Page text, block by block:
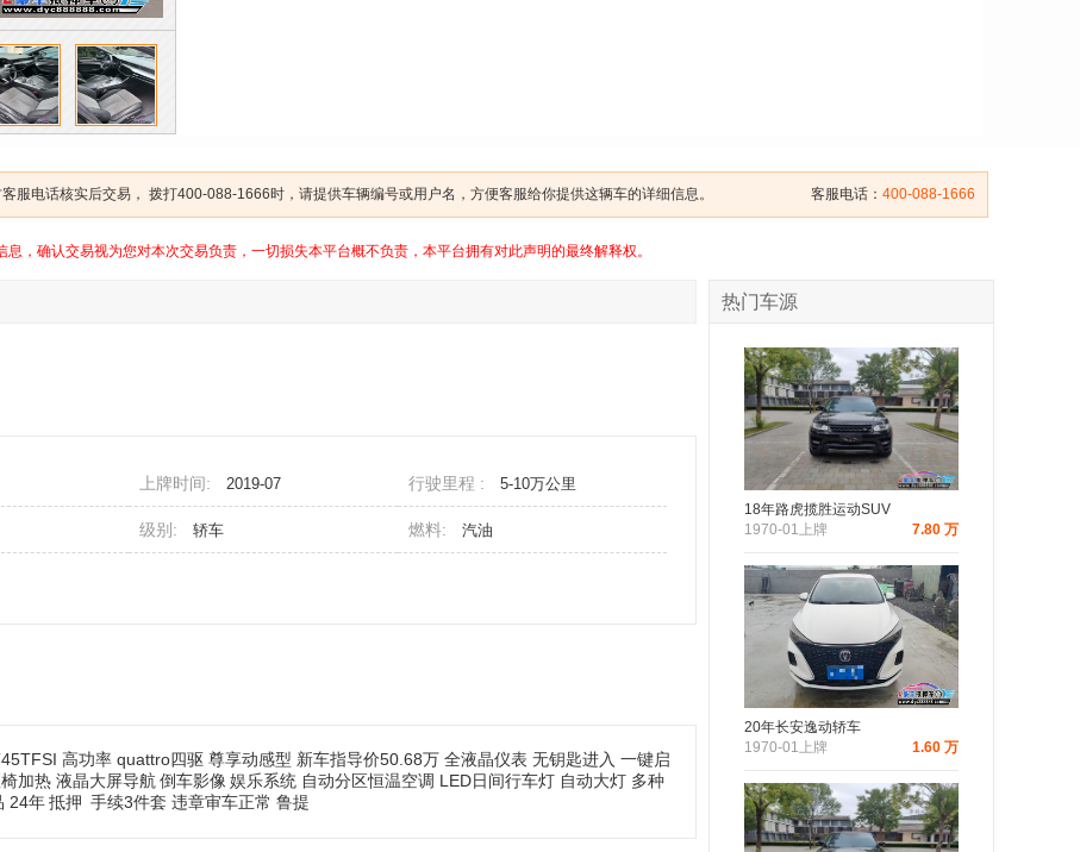
客服电话： 400-088-1666
服电话核实后交易， 拨打400-088-1666时，请提供车辆编号或用户名，方便客服给你提供这辆车的详细信息。
，确认交易视为您对本次交易负责，一切损失本平台概不负责，本平台拥有对此声明的最终解释权。
上牌时间: 2019-07 行驶里程 : 5-10万公里
级别: 轿车 燃料: 汽油
高功率 quattro四驱 尊享动感型 新车指导价50.68万 全液晶仪表 无钥匙进入 一键启
加热 液晶大屏导航 倒车影像 娱乐系统 自动分区恒温空调 LED日间行车灯 自动大灯 多种
24年抵押 手续3件套 违章审车正常 鲁提
热门车源
18年路虎揽胜运动SUV
1970-01上牌
7.80 万
20年长安逸动轿车
1970-01上牌
1.60 万